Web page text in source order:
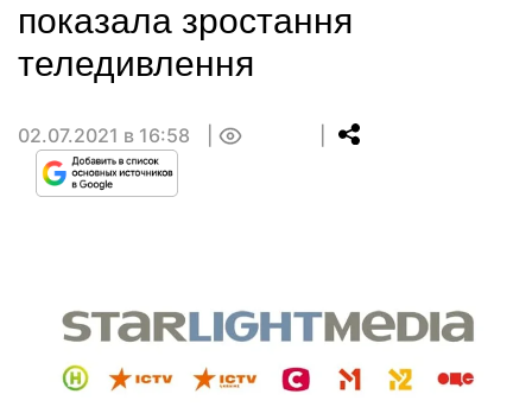
показала зростання
теледивлення
02.07.2021 в 16:58